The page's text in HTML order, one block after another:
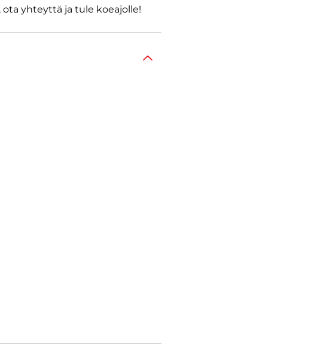
ota yhteyttä ja tule koeajolle!